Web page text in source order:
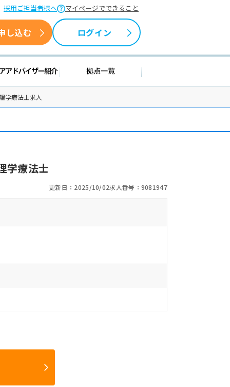
採用ご担当者様へ マイページでできること
し込む ログイン
報 キャリアアドバイザー紹介 拠点一覧
学療法士求人
学療法士
更新日：2025/10/02求人番号：9081947